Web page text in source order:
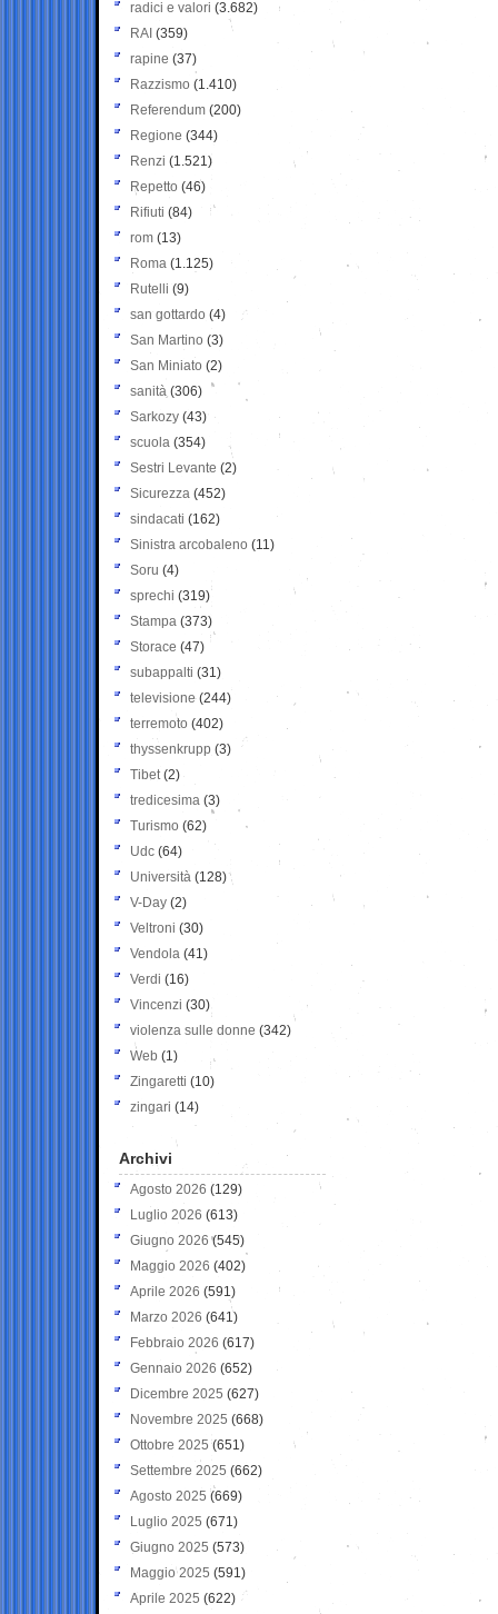
radici e valori (3.682)
RAI (359)
rapine (37)
Razzismo (1.410)
Referendum (200)
Regione (344)
Renzi (1.521)
Repetto (46)
Rifiuti (84)
rom (13)
Roma (1.125)
Rutelli (9)
san gottardo (4)
San Martino (3)
San Miniato (2)
sanità (306)
Sarkozy (43)
scuola (354)
Sestri Levante (2)
Sicurezza (452)
sindacati (162)
Sinistra arcobaleno (11)
Soru (4)
sprechi (319)
Stampa (373)
Storace (47)
subappalti (31)
televisione(244)
terremoto (402)
thyssenkrupp (3)
Tibet(2)
tredicesima (3)
Turismo (62)
Udc (64)
Università (128)
V-Day (2)
Veltroni (30)
Vendola (41)
Verdi (16)
Vincenzi (30)
violenza sulle donne (342)
Web (1)
Zingaretti (10)
zingari (14)
Archivi
Agosto 2026 (129)
Luglio 2026 (613)
Giugno 2026 (545)
Maggio 2026 (402)
Aprile 2026 (591)
Marzo 2026 (641)
Febbraio 2026 (617)
Gennaio 2026 (652)
Dicembre 2025 (627)
Novembre 2025 (668)
Ottobre 2025 (651)
Settembre 2025 (662)
Agosto 2025 (669)
Luglio 2025 (671)
Giugno 2025 (573)
Maggio 2025 (591)
Aprile 2025 (622)